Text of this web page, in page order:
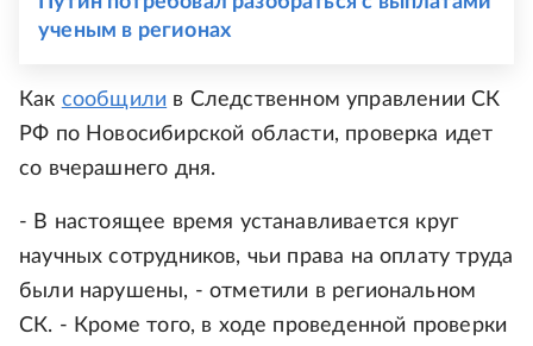
ученым в регионах
Как сообщили в Следственном управлении СК
РФ по Новосибирской области, проверка идет
со вчерашнего дня.
- В настоящее время устанавливается круг
научных сотрудников, чьи права на оплату труда
были нарушены, - отметили в региональном
СК. - Кроме того, в ходе проведенной проверки